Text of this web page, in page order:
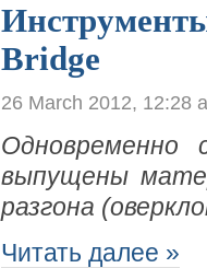
Bridge
26 March 2012, 12:28
Одновременно
выпущены
разгона
Читать далее »